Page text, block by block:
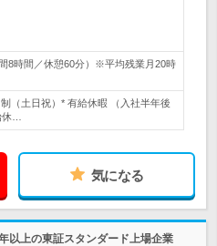
8時間／休憩60分）※平均残業月20時
（土日祝）* 有給休暇 （入社半年後
…
気になる
以上の東証スタンダード上場企業